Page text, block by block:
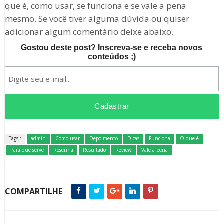
que é, como usar, se funciona e se vale a pena
mesmo. Se você tiver alguma dúvida ou quiser
adicionar algum comentário deixe abaixo.
Gostou deste post? Inscreva-se e receba novos
conteúdos ;)
Tags : admin Como usar Depoimento Dicas Funciona
O que é
Para que serve
Resenha Resultado Review Vale a pena
COMPARTILHE